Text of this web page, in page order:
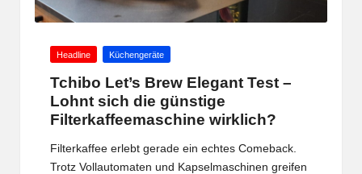
Posted
Headline Küchengeräte
Tchibo Let’s Brew Elegant Test –
Lohnt sich die günstige
Filterkaffeemaschine wirklich?
Filterkaffee erlebt gerade ein echtes Comeback.
Trotz Vollautomaten und Kapselmaschinen greifen